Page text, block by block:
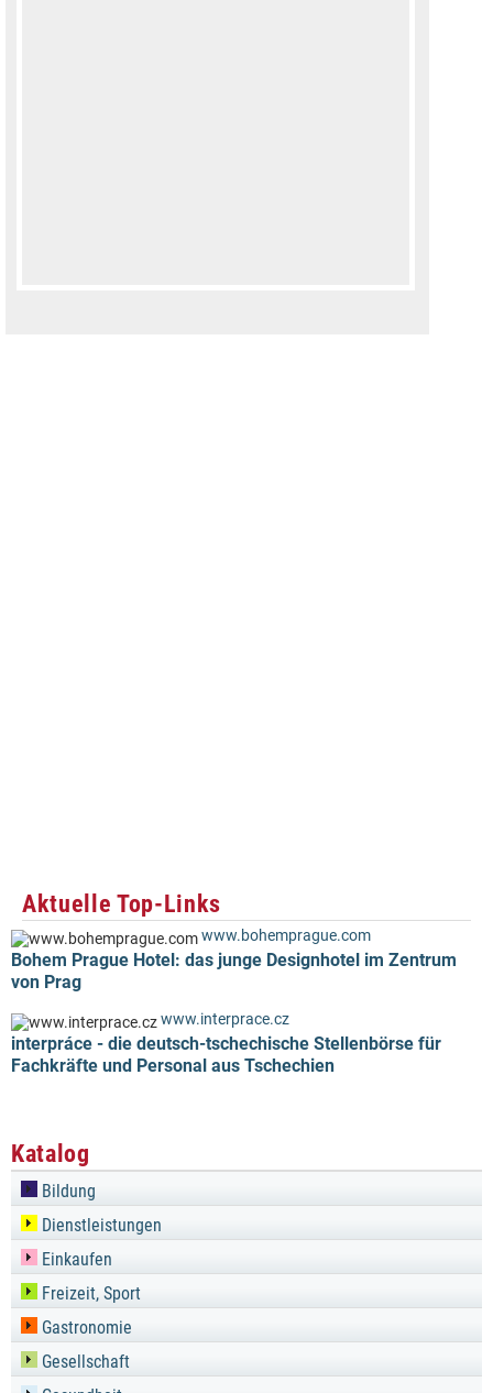
Aktuelle Top-Links
www.bohemprague.com
Bohem Prague Hotel: das junge Designhotel im Zentrum
von Prag
www.interprace.cz
interpráce - die deutsch-tschechische Stellenbörse für
Fachkräfte und Personal aus Tschechien
Katalog
Bildung
Dienstleistungen
Einkaufen
Freizeit, Sport
Gastronomie
Gesellschaft